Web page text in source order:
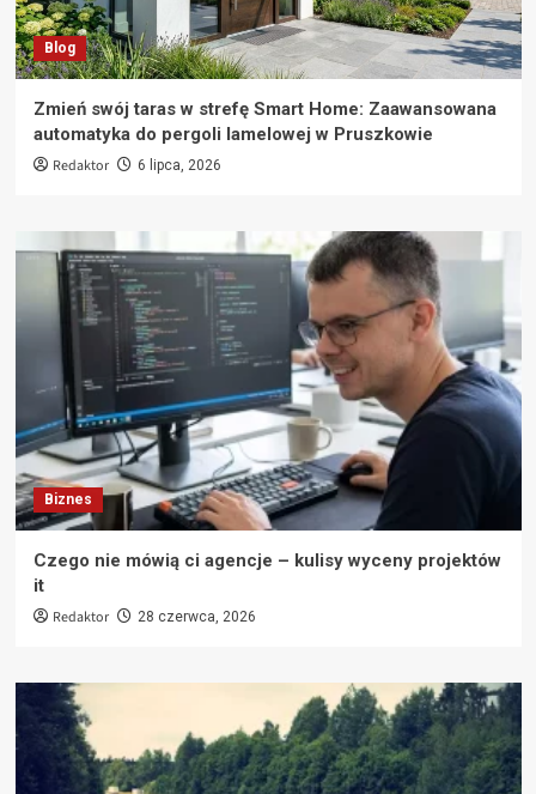
Blog
Zmień swój taras w strefę Smart Home: Zaawansowana
automatyka do pergoli lamelowej w Pruszkowie
Redaktor 6 lipca, 2026
Biznes
Czego nie mówią ci agencje – kulisy wyceny projektów
it
Redaktor 28 czerwca, 2026